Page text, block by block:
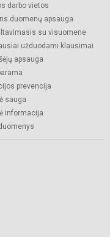
darbo vietos
duomenų apsauga
su visuomene
užduodami klausimai
apsauga
prevencija
sauga
informacija